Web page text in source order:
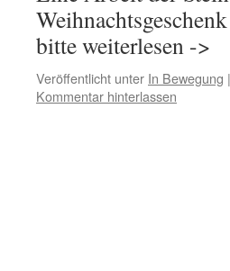
bitte weiterlesen ->
Veröffentlicht unter In Bewegung |
Kommentar hinterlassen